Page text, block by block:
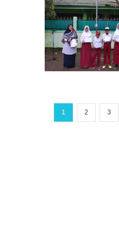
1 2 3